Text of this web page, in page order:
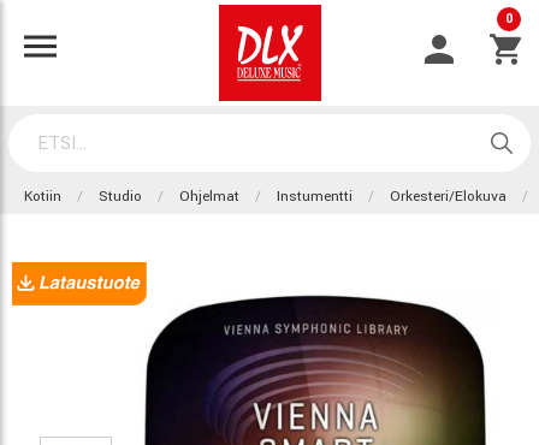
0
Kotiin Studio Ohjelmat Instumentti Orkesteri/Elokuva